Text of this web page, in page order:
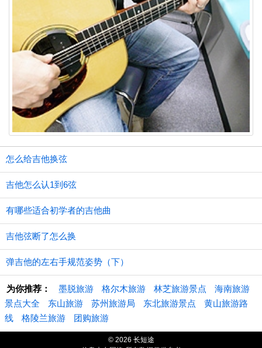
怎么给吉他换弦
吉他怎么认1到6弦
有哪些适合初学者的吉他曲
吉他弦断了怎么换
弹吉他的左右手规范姿势（下）
为你推荐： 墨脱旅游 格尔木旅游 林芝旅游景点
海南旅游
景点大全
东山旅游 苏州旅游局 东北旅游景点
黄山旅游路
线
格陵兰旅游 团购旅游
© 2026 长短途